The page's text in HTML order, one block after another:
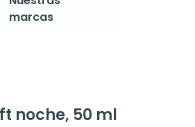
marcas
noche, 50 ml